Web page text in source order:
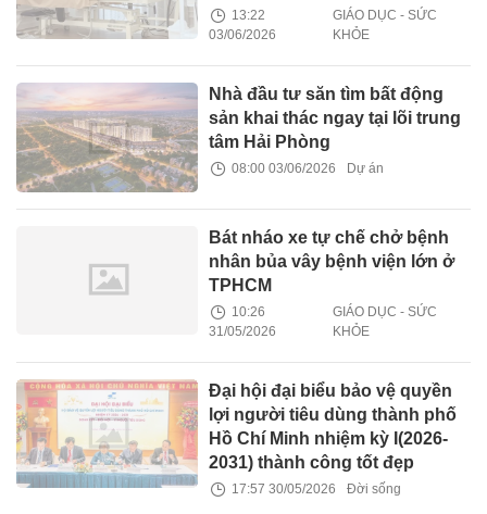
13:22
03/06/2026
GIÁO DỤC - SỨC
KHỎE
Nhà đầu tư săn tìm bất động
sản khai thác ngay tại lõi trung
tâm Hải Phòng
08:00 03/06/2026 Dự án
Bát nháo xe tự chế chở bệnh
nhân bủa vây bệnh viện lớn ở
TPHCM
10:26
31/05/2026
GIÁO DỤC - SỨC
KHỎE
Đại hội đại biểu bảo vệ quyền
lợi người tiêu dùng thành phố
Hồ Chí Minh nhiệm kỳ I(2026-
2031) thành công tốt đẹp
17:57 30/05/2026 Đời sống